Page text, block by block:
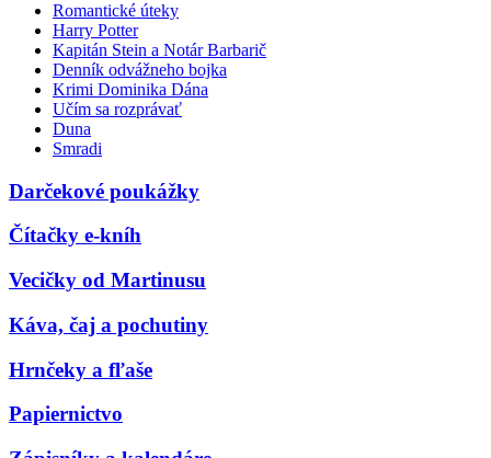
Romantické úteky
Harry Potter
Kapitán Stein a Notár Barbarič
Denník odvážneho bojka
Krimi Dominika Dána
Učím sa rozprávať
Duna
Smradi
Darčekové poukážky
Čítačky e-kníh
Vecičky od Martinusu
Káva, čaj a pochutiny
Hrnčeky a fľaše
Papiernictvo